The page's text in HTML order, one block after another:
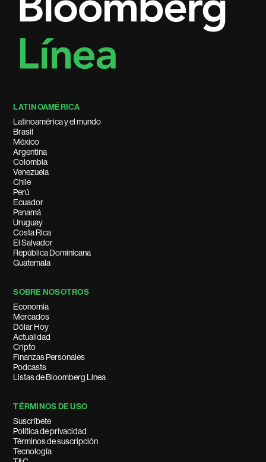
LATINOAMÉRICA
Latinoamérica y el mundo
Brasil
México
Argentina
Colombia
Venezuela
Chile
Perú
Ecuador
Panamá
Uruguay
Costa Rica
El Salvador
República Dominicana
Guatemala
SOBRE NOSOTROS
Economía
Mercados
Dólar Hoy
Actualidad
Cripto
Finanzas Personales
Podcasts
Listas de Bloomberg Línea
TÉRMINOS DE USO
Suscríbete
Política de privacidad
Términos de suscripción
Tecnología